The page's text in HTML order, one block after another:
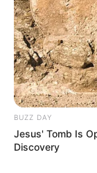
BUZZ DAY
Jesus' Tomb Is
Discovery